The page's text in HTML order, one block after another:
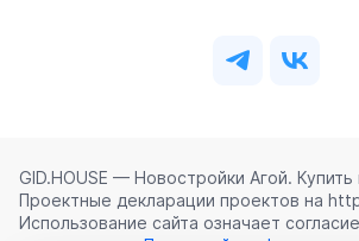
GID.HOUSE — Новостройки Агой.
Проектные декларации проектов на
Использование сайта означает